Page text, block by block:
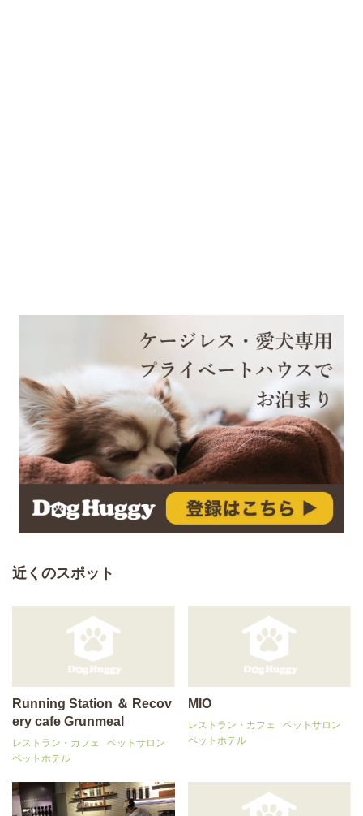
近くのスポット
Running Station ＆ Recov
ery cafe Grunmeal
レストラン・カフェ
ペットサロン
ペットホテル
MIO
レストラン・カフェ
ペットサロン
ペットホテル